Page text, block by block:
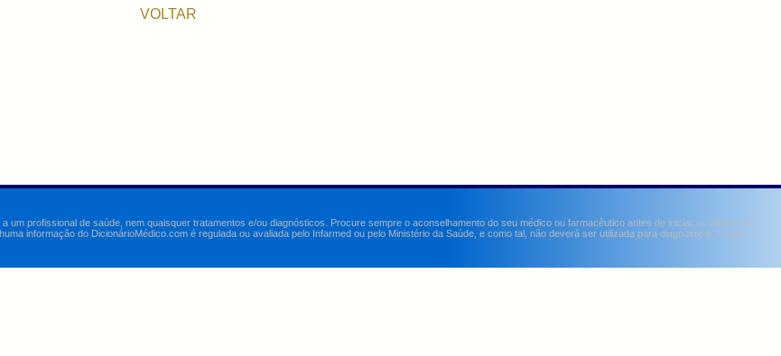
VOLTAR
um profissional de saúde, nem quaisquer tratamentos e/ou diagnósticos. Procure sempre o aconselhamento do seu médico ou farmacêutico antes de iniciar ou alterar um
informação do DicionárioMédico.com é regulada ou avaliada pelo Infarmed ou pelo Ministério da Saúde, e como tal, não deverá ser utilizada para diagnosticar, curar,